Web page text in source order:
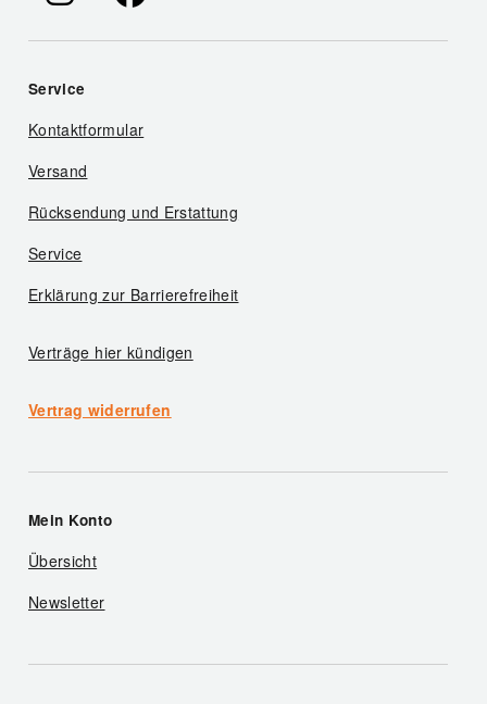
Service
Kontaktformular
Versand
Rücksendung und Erstattung
Service
Erklärung zur Barrierefreiheit
Verträge hier kündigen
Vertrag widerrufen
Mein Konto
Übersicht
Newsletter